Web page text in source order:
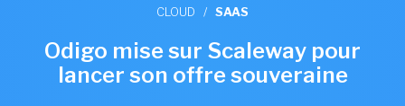
CLOUD / SAAS
Odigo mise sur Scaleway pour
lancer son offre souveraine